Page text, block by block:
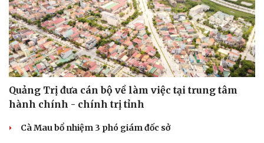
Quảng Trị đưa cán bộ về làm việc tại trung tâm
hành chính - chính trị tỉnh
Cà Mau bổ nhiệm 3 phó giám đốc sở